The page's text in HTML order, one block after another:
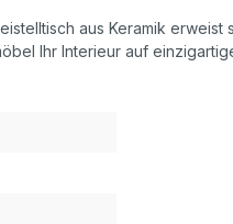
aus Keramik
Ihr Interieur auf